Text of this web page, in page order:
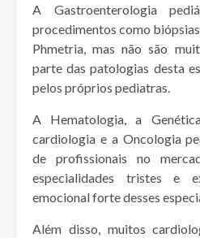
A Gastroenterologia
procedimentos como
Phmetria, mas não são
parte das patologias desta
pelos próprios pediatras.
A Hematologia, a
cardiologia e a Oncologia
de profissionais no
especialidades tristes e
emocional forte desses
Além disso, muitos